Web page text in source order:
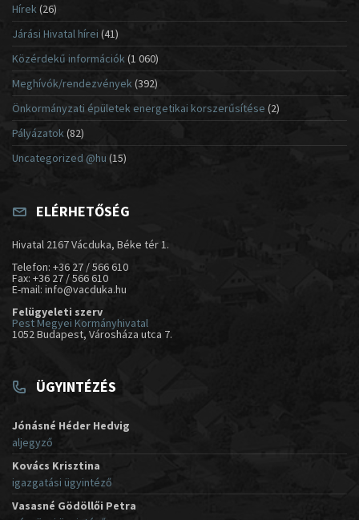
Hírek(26)
Járási Hivatal hírei (41)
Közérdekű információk(1 060)
Meghívók/rendezvények (392)
Önkormányzati épületek energetikai korszerűsítése (2)
Pályázatok (82)
Uncategorized @hu (15)
ELÉRHETŐSÉG
Hivatal 2167 Vácduka, Béke tér 1.
Telefon: +36 27 / 566 610
Fax: +36 27 / 566 610
E-mail: info@vacduka.hu
Felügyeleti szerv
Pest Megyei Kormányhivatal
1052 Budapest, Városháza utca 7.
ÜGYINTÉZÉS
Jónásné Héder Hedvig
aljegyző
Kovács Krisztina
igazgatási ügyintéző
Vasasné Gödöllői Petra